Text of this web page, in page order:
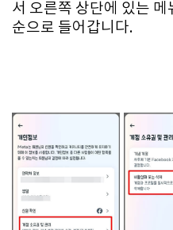
서 오른쪽 상단에 있는
순으로 들어갑니다.